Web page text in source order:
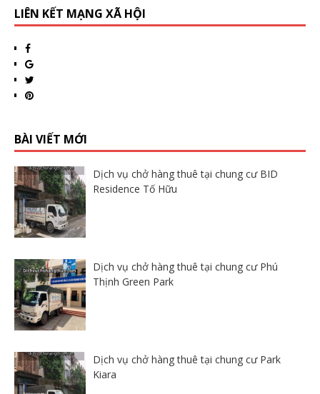
LIÊN KẾT MẠNG XÃ HỘI
BÀI VIẾT MỚI
Dịch vụ chở hàng thuê tại chung cư BID
Residence Tố Hữu
Dịch vụ chở hàng thuê tại chung cư Phú
Thịnh Green Park
Dịch vụ chở hàng thuê tại chung cư Park
Kiara